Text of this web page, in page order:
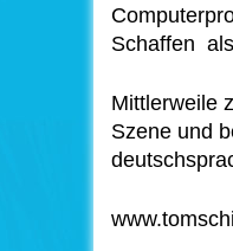
Schaffen
Mittlerweile
Szene und